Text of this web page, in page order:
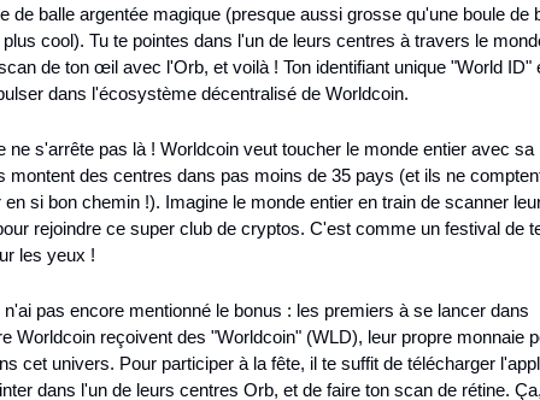
de balle argentée magique (presque aussi grosse qu'une boule de
cool). Tu te pointes dans l'un de leurs centres à travers le
de ton œil avec l'Orb, et voilà ! Ton identifiant unique "World ID"
dans l'écosystème décentralisé de Worldcoin.
ne s'arrête pas là ! Worldcoin veut toucher le monde entier avec sa
montent des centres dans pas moins de 35 pays (et ils ne
en si bon chemin !). Imagine le monde entier en train de scanner
rejoindre ce super club de cryptos. C'est comme un festival de
les yeux !
n'ai pas encore mentionné le bonus : les premiers à se lancer dans
Worldcoin reçoivent des "Worldcoin" (WLD), leur propre monnaie
cet univers. Pour participer à la fête, il te suffit de télécharger
dans l'un de leurs centres Orb, et de faire ton scan de rétine.